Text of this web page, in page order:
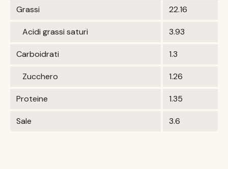
Grassi 22.16
Acidi grassi saturi 3.93
Carboidrati 1.3
Zucchero 1.26
Proteine 1.35
Sale 3.6